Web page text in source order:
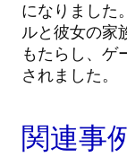
になりました
ルと彼女の家
もたらし、ゲ
されました。
関連事